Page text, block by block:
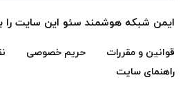
هوشمندسئو این سایت را برعهده دارد.
حریم خصوصی
نقشه سایت